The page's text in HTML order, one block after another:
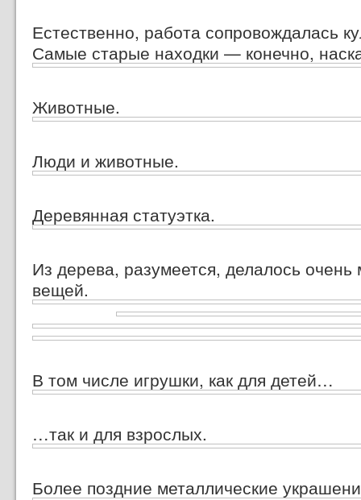
Естественно, работа сопровождалась
Самые старые находки — конечно,
Животные.
Люди и животные.
Деревянная статуэтка.
Из дерева, разумеется, делалось
вещей.
В том числе игрушки, как для детей…
…так и для взрослых.
Более поздние металлические